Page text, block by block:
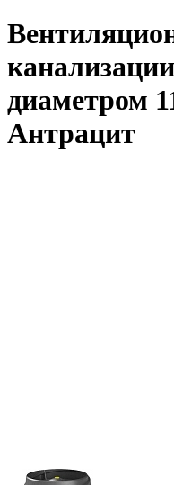
диаметром
Антрацит